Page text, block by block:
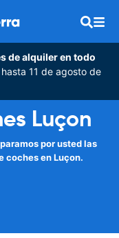
de alquiler en todo
11 de agosto de
Luçon
por usted las
coches en Luçon.